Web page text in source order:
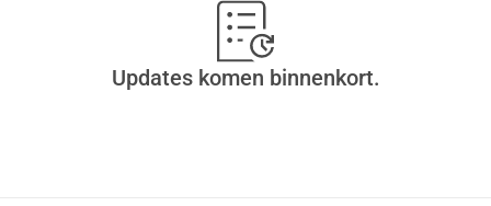
Updates komen binnenkort.